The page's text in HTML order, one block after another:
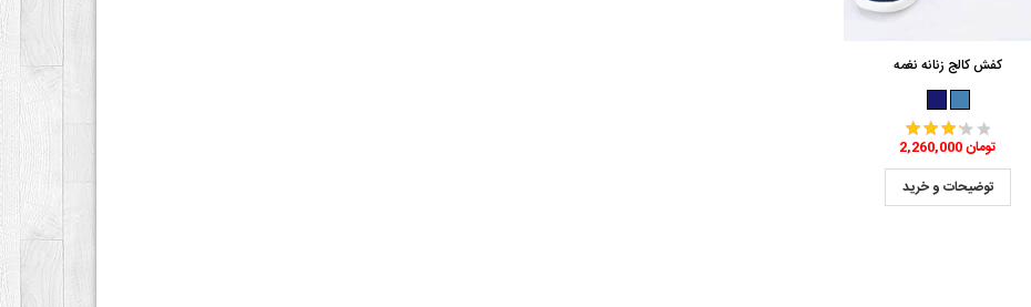
کفش کالج زنانه نغمه
2,260,000 تومان
توضیحات و خرید